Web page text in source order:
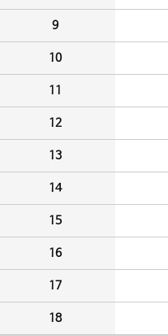
9
10
11
12
13
14
15
16
17
18